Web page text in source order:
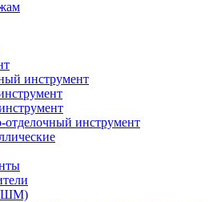
инструмент
инструмент